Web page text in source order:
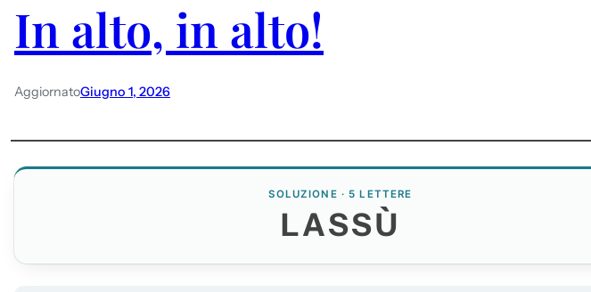
In alto, in alto!
AggiornatoGiugno 1, 2026
SOLUZIONE · 5 LETTERE
LASSÙ